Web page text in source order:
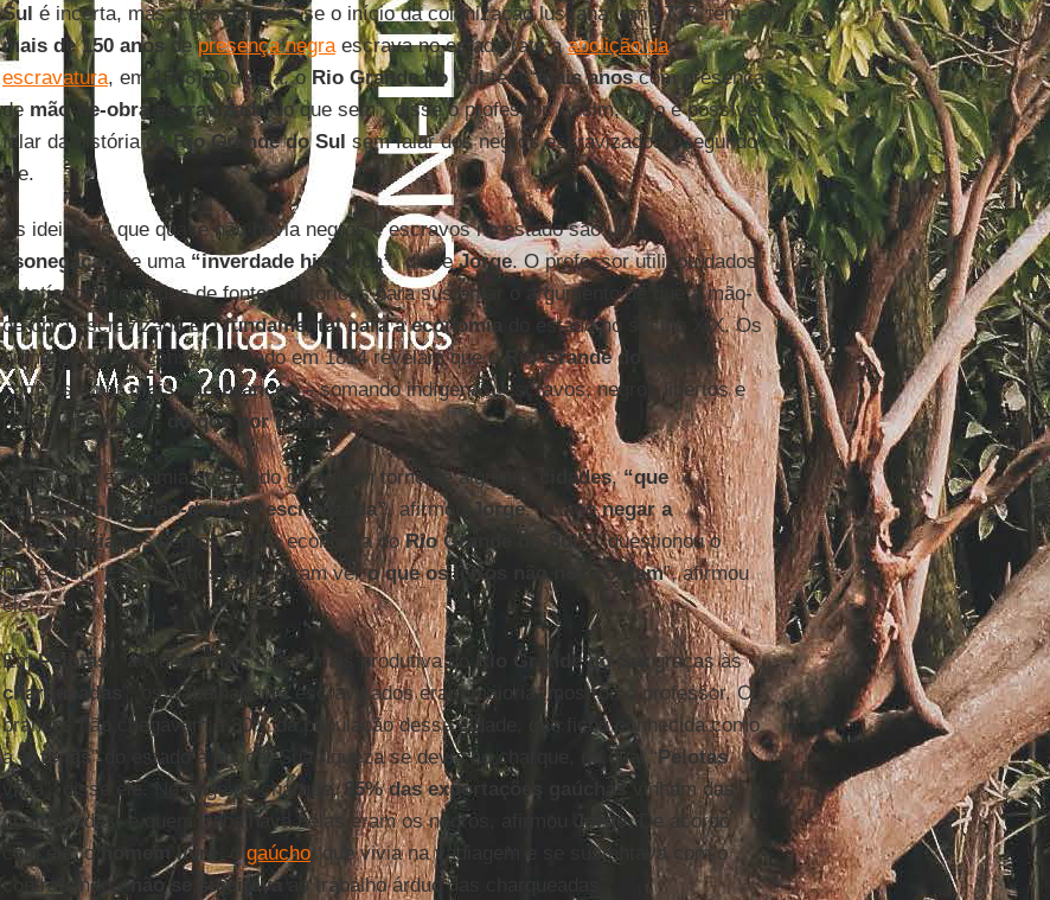
Sul é incerta, mas, considerando-se o início da colonização lusitana, em 1737, tem-se
mais de 150 anosdepresença negraescrava no estado (até aabolição da
escravatura, em 1888). Ou seja, o Rio Grande do Sultem “mais anoscom presença
de mão-de-obra escravizadado que sem”, disse o professor. Assim, “não é possível
falar da história doRio Grande do Sul sem falar dos negros escravizados”, segundo
ele.
As ideias de que quase não havia negros e escravos no estado são uma
“sonegação”e uma “inverdade histórica”, disseJorge. O professor utilizou dados
estatísticos retirados de fontes históricas para sustentar o argumento de que a mão-
de-obra escravizada erafundamental para a economia
do estado no século XIX. Os
números de um censo realizado em 1814 revelam que oRio Grande do Sul
composto pormais não-brancos– somando indígenas, escravos, negros libertos e
recém-nascidos –
do que por brancos.
À época, a economia do estado girava em torno de algumas cidades,“que
dependiam da mão-de-obra escravizada”, afirmouJorge. “Comonegar a
importância dos negros para a economia doRio Grande do Sul?”, questionou o
professor. “Esses dados nos deixam vero que os livros não nos contam”, afirmou
ele.
EmPelotas , “a cidade mais rica e mais produtiva do Rio Grande do Sulgraças às
charqueadas
”, os trabalhadores escravizados eram maioria, mostrou o professor. Os
brancos não chegavam a 30% da população dessa cidade, que ficou conhecida como
a “ Atenas” do estado à época. Sua riqueza se devia ao charque, do qual “Pelotas
vivia”, disse ele. No auge do charque,85% das exportações gaúchasvinham das
charqueadas, e quem trabalhava nelas eram os negros, afirmou
Jorge. De acordo
com ele, o homem livre , ogaúcho, que vivia na vadiagem e se sustentava com o
contrabando, “não se sujeitava ao trabalho árduo das charqueadas”.